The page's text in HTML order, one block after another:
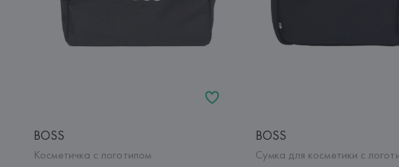
BOSS
Косметичка с логотипом
BOSS
Сумка для косметики с